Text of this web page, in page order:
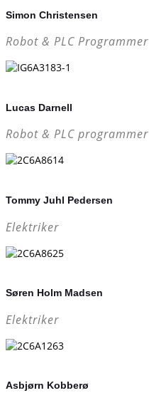
Simon Christensen
Robot & PLC Programmer
Lucas Darnell
Robot & PLC programmer
Tommy Juhl Pedersen
Elektriker
Søren Holm Madsen
Elektriker
Asbjørn Kobberø